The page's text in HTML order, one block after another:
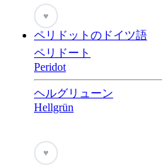
♥
ペリドットのドイツ語
ペリドート
Peridot
ヘルグリューン
Hellgrün
♥